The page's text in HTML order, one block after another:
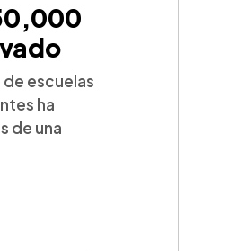
escuelas
ha
de una